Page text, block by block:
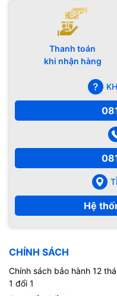
Thanh toán
khi nhận hàng
Hệ
CHÍNH SÁCH
Chính sách bảo hành 12
1 đổi 1